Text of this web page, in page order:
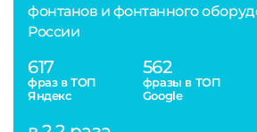
фонтанов и фонтанного
России
617
фраз в ТОП
Яндекс
562
фразы в ТОП
Google